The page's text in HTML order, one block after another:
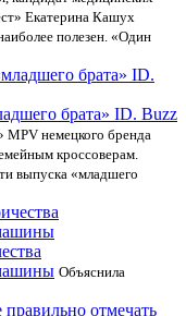
Екатерина Кашух
полезен. «Один
брата» ID. Buzz
MPV немецкого бренда
кроссоверам.
выпуска «младшего
Объяснила